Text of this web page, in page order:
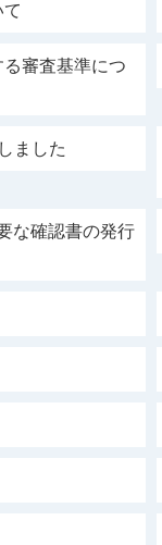
審査基準につ
ました
な確認書の発行